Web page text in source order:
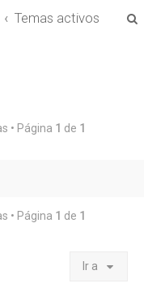
Temas activos
• Página 1 de 1
• Página 1 de 1
Ir a